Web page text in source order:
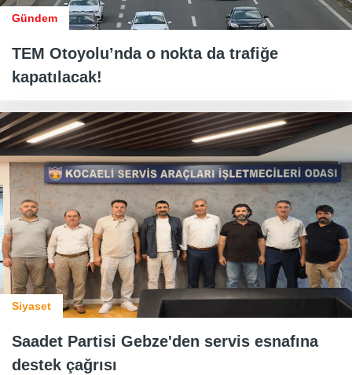
Gündem
TEM Otoyolu’nda o nokta da trafiğe
kapatılacak!
Siyaset
Saadet Partisi Gebze'den servis esnafına
destek çağrısı